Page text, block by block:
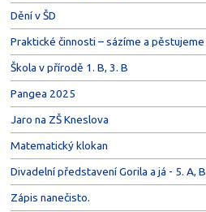
Dění v ŠD
Praktické činnosti – sázíme a pěstujeme
Škola v přírodě 1. B, 3. B
Pangea 2025
Jaro na ZŠ Kneslova
Matematický klokan
Divadelní představení Gorila a já - 5. A, B
Zápis nanečisto.